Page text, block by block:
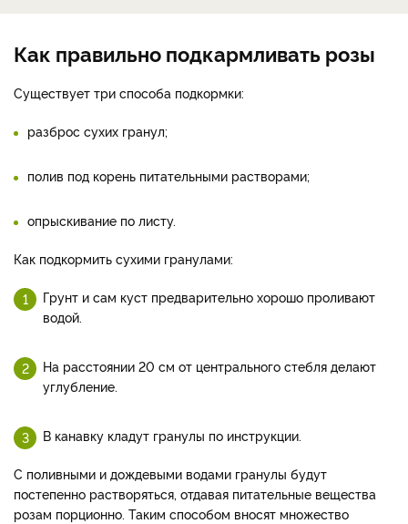
Как правильно подкармливать розы
Существует три способа подкормки:
разброс сухих гранул;
полив под корень питательными растворами;
опрыскивание по листу.
Как подкормить сухими гранулами:
Грунт и сам куст предварительно хорошо проливают
водой.
На расстоянии 20 см от центрального стебля делают
углубление.
В канавку кладут гранулы по инструкции.
С поливными и дождевыми водами гранулы будут
постепенно растворяться, отдавая питательные вещества
розам порционно. Таким способом вносят множество